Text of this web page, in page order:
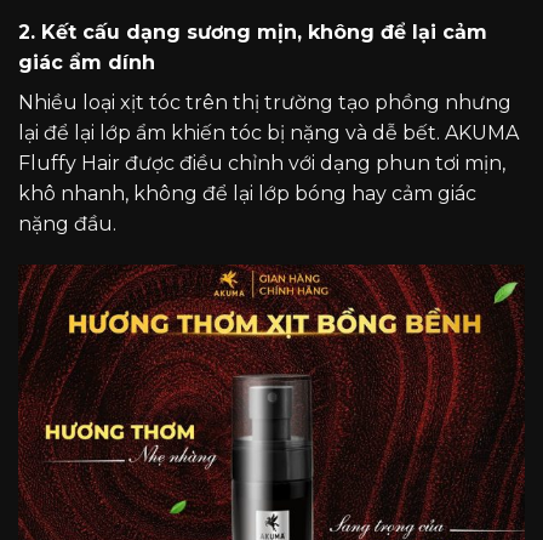
2. Kết cấu dạng sương mịn, không để lại cảm
giác ẩm dính
Nhiều loại xịt tóc trên thị trường tạo phồng nhưng
lại để lại lớp ẩm khiến tóc bị nặng và dễ bết. AKUMA
Fluffy Hair được điều chỉnh với dạng phun tơi mịn,
khô nhanh, không để lại lớp bóng hay cảm giác
nặng đầu.